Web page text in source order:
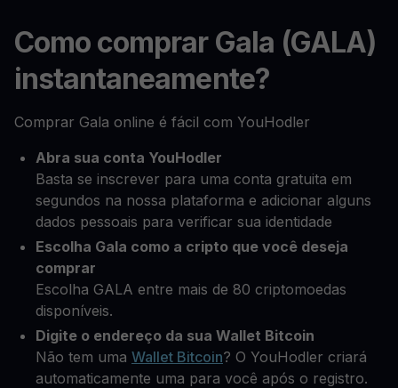
Como comprar Gala (GALA)
instantaneamente?
Comprar Gala online é fácil com YouHodler
Abra sua conta YouHodler
Basta se inscrever para uma conta gratuita em
segundos na nossa plataforma e adicionar alguns
dados pessoais para verificar sua identidade
Escolha Gala como a cripto que você deseja
comprar
Escolha GALA entre mais de 80 criptomoedas
disponíveis.
Digite o endereço da sua Wallet Bitcoin
Não tem uma Wallet Bitcoin? O YouHodler criará
automaticamente uma para você após o registro.